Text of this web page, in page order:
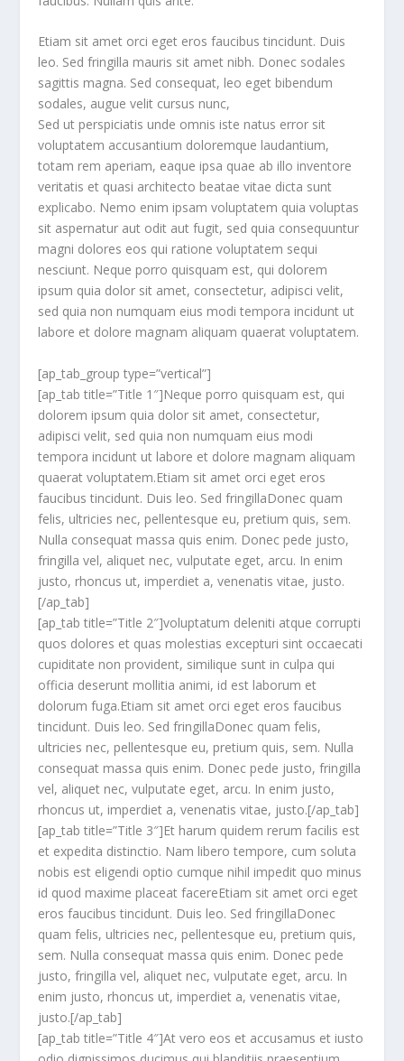
Etiam sit amet orci eget eros faucibus tincidunt. Duis
leo. Sed fringilla mauris sit amet nibh. Donec sodales
sagittis magna. Sed consequat, leo eget bibendum
sodales, augue velit cursus nunc,
Sed ut perspiciatis unde omnis iste natus error sit
voluptatem accusantium doloremque laudantium,
totam rem aperiam, eaque ipsa quae ab illo inventore
veritatis et quasi architecto beatae vitae dicta sunt
explicabo. Nemo enim ipsam voluptatem quia voluptas
sit aspernatur aut odit aut fugit, sed quia consequuntur
magni dolores eos qui ratione voluptatem sequi
nesciunt. Neque porro quisquam est, qui dolorem
ipsum quia dolor sit amet, consectetur, adipisci velit,
sed quia non numquam eius modi tempora incidunt ut
labore et dolore magnam aliquam quaerat voluptatem.
[ap_tab_group type=”vertical”]
[ap_tab title=”Title 1″]Neque porro quisquam est, qui
dolorem ipsum quia dolor sit amet, consectetur,
adipisci velit, sed quia non numquam eius modi
tempora incidunt ut labore et dolore magnam aliquam
quaerat voluptatem.Etiam sit amet orci eget eros
faucibus tincidunt. Duis leo. Sed fringillaDonec quam
felis, ultricies nec, pellentesque eu, pretium quis, sem.
Nulla consequat massa quis enim. Donec pede justo,
fringilla vel, aliquet nec, vulputate eget, arcu. In enim
justo, rhoncus ut, imperdiet a, venenatis vitae, justo.
[/ap_tab]
[ap_tab title=”Title 2″]voluptatum deleniti atque corrupti
quos dolores et quas molestias excepturi sint occaecati
cupiditate non provident, similique sunt in culpa qui
officia deserunt mollitia animi, id est laborum et
dolorum fuga.Etiam sit amet orci eget eros faucibus
tincidunt. Duis leo. Sed fringillaDonec quam felis,
ultricies nec, pellentesque eu, pretium quis, sem. Nulla
consequat massa quis enim. Donec pede justo, fringilla
vel, aliquet nec, vulputate eget, arcu. In enim justo,
rhoncus ut, imperdiet a, venenatis vitae, justo.[/ap_tab]
[ap_tab title=”Title 3″]Et harum quidem rerum facilis est
et expedita distinctio. Nam libero tempore, cum soluta
nobis est eligendi optio cumque nihil impedit quo minus
id quod maxime placeat facereEtiam sit amet orci eget
eros faucibus tincidunt. Duis leo. Sed fringillaDonec
quam felis, ultricies nec, pellentesque eu, pretium quis,
sem. Nulla consequat massa quis enim. Donec pede
justo, fringilla vel, aliquet nec, vulputate eget, arcu. In
enim justo, rhoncus ut, imperdiet a, venenatis vitae,
justo.[/ap_tab]
[ap_tab title=”Title 4″]At vero eos et accusamus et iusto